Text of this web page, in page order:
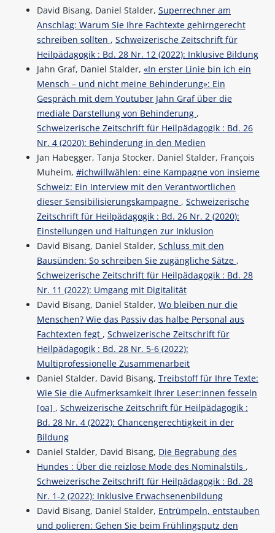
David Bisang, Daniel Stalder, Superrechner am
Anschlag: Warum Sie Ihre Fachtexte gehirngerecht
schreiben sollten , Schweizerische Zeitschrift für
Heilpädagogik : Bd. 28 Nr. 12 (2022): Inklusive Bildung
Jahn Graf, Daniel Stalder, «In erster Linie bin ich ein
Mensch – und nicht meine Behinderung»: Ein
Gespräch mit dem Youtuber Jahn Graf über die
mediale Darstellung von Behinderung ,
Schweizerische Zeitschrift für Heilpädagogik : Bd. 26
Nr. 4 (2020): Behinderung in den Medien
Jan Habegger, Tanja Stocker, Daniel Stalder, François
Muheim, #ichwillwählen: eine Kampagne von insieme
Schweiz: Ein Interview mit den Verantwortlichen
dieser Sensibilisierungskampagne , Schweizerische
Zeitschrift für Heilpädagogik : Bd. 26 Nr. 2 (2020):
Einstellungen und Haltungen zur Inklusion
David Bisang, Daniel Stalder, Schluss mit den
Bausünden: So schreiben Sie zugängliche Sätze ,
Schweizerische Zeitschrift für Heilpädagogik : Bd. 28
Nr. 11 (2022): Umgang mit Digitalität
David Bisang, Daniel Stalder, Wo bleiben nur die
Menschen? Wie das Passiv das halbe Personal aus
Fachtexten fegt , Schweizerische Zeitschrift für
Heilpädagogik : Bd. 28 Nr. 5-6 (2022):
Multiprofessionelle Zusammenarbeit
Daniel Stalder, David Bisang, Treibstoff für Ihre Texte:
Wie Sie die Aufmerksamkeit Ihrer Leser:innen fesseln
[oa] , Schweizerische Zeitschrift für Heilpädagogik :
Bd. 28 Nr. 4 (2022): Chancengerechtigkeit in der
Bildung
Daniel Stalder, David Bisang, Die Begrabung des
Hundes : Über die reizlose Mode des Nominalstils ,
Schweizerische Zeitschrift für Heilpädagogik : Bd. 28
Nr. 1-2 (2022): Inklusive Erwachsenenbildung
David Bisang, Daniel Stalder, Entrümpeln, entstauben
und polieren: Gehen Sie beim Frühlingsputz den